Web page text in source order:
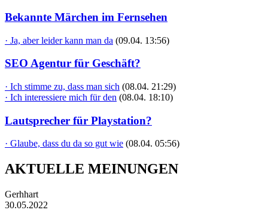
Bekannte Märchen im Fernsehen
· Ja, aber leider kann man da (09.04. 13:56)
SEO Agentur für Geschäft?
· Ich stimme zu, dass man sich (08.04. 21:29)
· Ich interessiere mich für den (08.04. 18:10)
Lautsprecher für Playstation?
· Glaube, dass du da so gut wie (08.04. 05:56)
AKTUELLE MEINUNGEN
Gerhhart
30.05.2022